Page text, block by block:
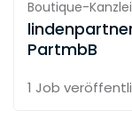
Boutique-Kanzlei
PartmbB
1 Job